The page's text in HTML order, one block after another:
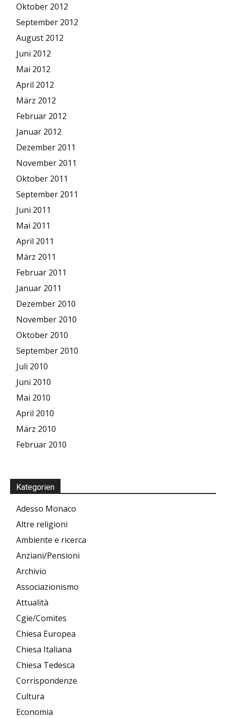
Oktober 2012
September 2012
August 2012
Juni 2012
Mai 2012
April 2012
März 2012
Februar 2012
Januar 2012
Dezember 2011
November 2011
Oktober 2011
September 2011
Juni 2011
Mai 2011
April 2011
März 2011
Februar 2011
Januar 2011
Dezember 2010
November 2010
Oktober 2010
September 2010
Juli 2010
Juni 2010
Mai 2010
April 2010
März 2010
Februar 2010
Kategorien
Adesso Monaco
Altre religioni
Ambiente e ricerca
Anziani/Pensioni
Archivio
Associazionismo
Attualità
Cgie/Comites
Chiesa Europea
Chiesa Italiana
Chiesa Tedesca
Corrispondenze
Cultura
Economia